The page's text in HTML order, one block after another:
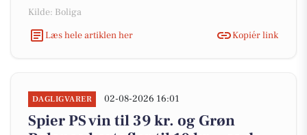
Kilde: Boliga
Læs hele artiklen her
Kopiér link
DAGLIGVARER 02-08-2026 16:01
Spier PS vin til 39 kr. og Grøn